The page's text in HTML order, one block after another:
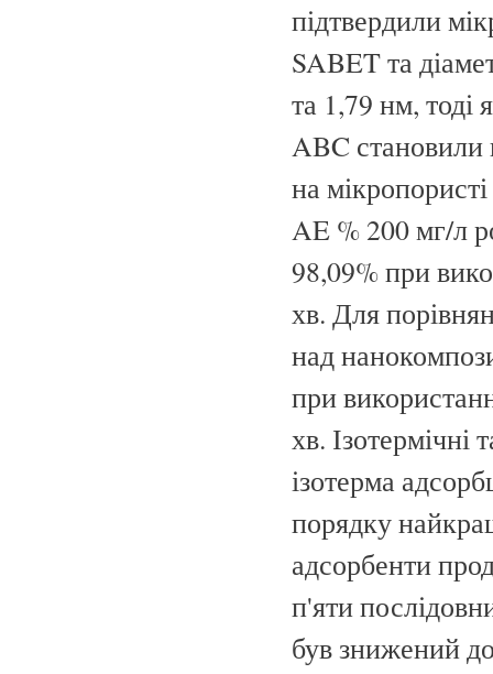
підтвердили
SABET та
та 1,79 нм, тоді
ABC становили
на
AE % 200 мг/л
98,09% при
хв. Для
над
при
хв. Ізотермічні
ізотерма
порядку
адсорбенти
п'яти
був знижений